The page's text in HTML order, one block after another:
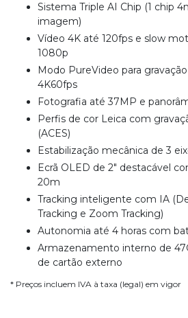
Sistema Triple AI Chip (1 chip
imagem)
Vídeo 4K até 120fps e slow
1080p
Modo PureVideo para
4K60fps
Fotografia até 37MP e
Perfis de cor Leica com
(ACES)
Estabilização mecânica de 3
Ecrã OLED de 2" destacável
20m
Tracking inteligente com IA
Tracking e Zoom Tracking)
Autonomia até 4 horas com
Armazenamento interno de
de cartão externo
* Preços incluem IVA à taxa (legal) em vigor